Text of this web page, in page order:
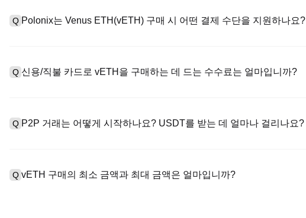
하여 유효한 신분증 문서를 업로드하고 셀카를 찍어 KYC 인증을 완료하세요.
Q Polonix는 Venus ETH(vETH) 구매 시 어떤 결제 수단을 지원하나요?
를 초과하는 대규모 거래에 대한 장외 거래(OTC 거래, 맞춤형 견적 포함).
Q 신용/직불 카드로 vETH을 구매하는 데 드는 수수료는 얼마입니까?
물 거래 수수료(최대 0.05%)가 적용됩니다.
Q P2P 거래는 어떻게 시작하나요? USDT를 받는 데 얼마나 걸리나요?
반적으로 15분에서 2시간 정도 소요됩니다.
Q vETH 구매의 최소 금액과 최대 금액은 얼마입니까?